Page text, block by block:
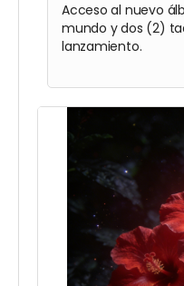
Acceso al nuevo
mundo y dos (2)
lanzamiento.